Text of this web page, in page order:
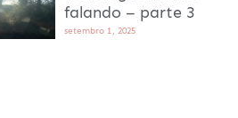
falando – parte 3
setembro 1, 2025